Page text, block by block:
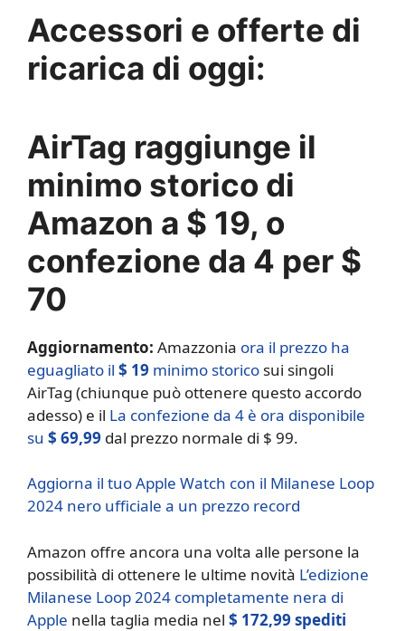
Accessori e offerte di
ricarica di oggi:
AirTag raggiunge il
minimo storico di
Amazon a $ 19, o
confezione da 4 per $
70
Aggiornamento: Amazzonia ora il prezzo ha
eguagliato il $ 19 minimo storico sui singoli
AirTag (chiunque può ottenere questo accordo
adesso) e il La confezione da 4 è ora disponibile
su $ 69,99 dal prezzo normale di $ 99.
Aggiorna il tuo Apple Watch con il Milanese Loop
2024 nero ufficiale a un prezzo record
Amazon offre ancora una volta alle persone la
possibilità di ottenere le ultime novità L’edizione
Milanese Loop 2024 completamente nera di
Apple nella taglia media nel $ 172,99 spediti